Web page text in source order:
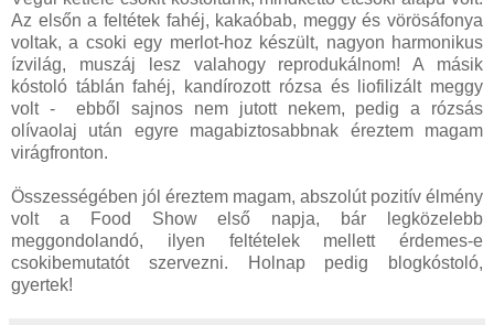
Az elsőn a feltétek fahéj, kakaóbab, meggy és vörösáfonya
voltak, a csoki egy merlot-hoz készült, nagyon harmonikus
ízvilág, muszáj lesz valahogy reprodukálnom! A másik
kóstoló táblán fahéj, kandírozott rózsa és liofilizált meggy
volt - ebből sajnos nem jutott nekem, pedig a rózsás
olívaolaj után egyre magabiztosabbnak éreztem magam
virágfronton.
Összességében jól éreztem magam, abszolút pozitív élmény
volt a Food Show első napja, bár legközelebb
meggondolandó, ilyen feltételek mellett érdemes-e
csokibemutatót szervezni. Holnap pedig blogkóstoló,
gyertek!